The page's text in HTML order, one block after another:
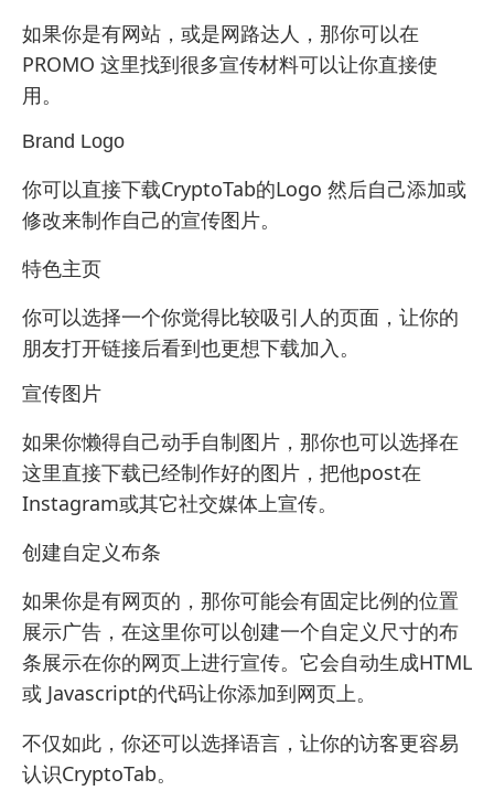
如果你是有网站，或是网路达人，那你可以在
PROMO 这里找到很多宣传材料可以让你直接使
用。
Brand Logo
你可以直接下载CryptoTab的Logo 然后自己添加或
修改来制作自己的宣传图片。
特色主页
你可以选择一个你觉得比较吸引人的页面，让你的
朋友打开链接后看到也更想下载加入。
宣传图片
如果你懒得自己动手自制图片，那你也可以选择在
这里直接下载已经制作好的图片，把他post在
Instagram或其它社交媒体上宣传。
创建自定义布条
如果你是有网页的，那你可能会有固定比例的位置
展示广告，在这里你可以创建一个自定义尺寸的布
条展示在你的网页上进行宣传。它会自动生成HTML
或 Javascript的代码让你添加到网页上。
不仅如此，你还可以选择语言，让你的访客更容易
认识CryptoTab。